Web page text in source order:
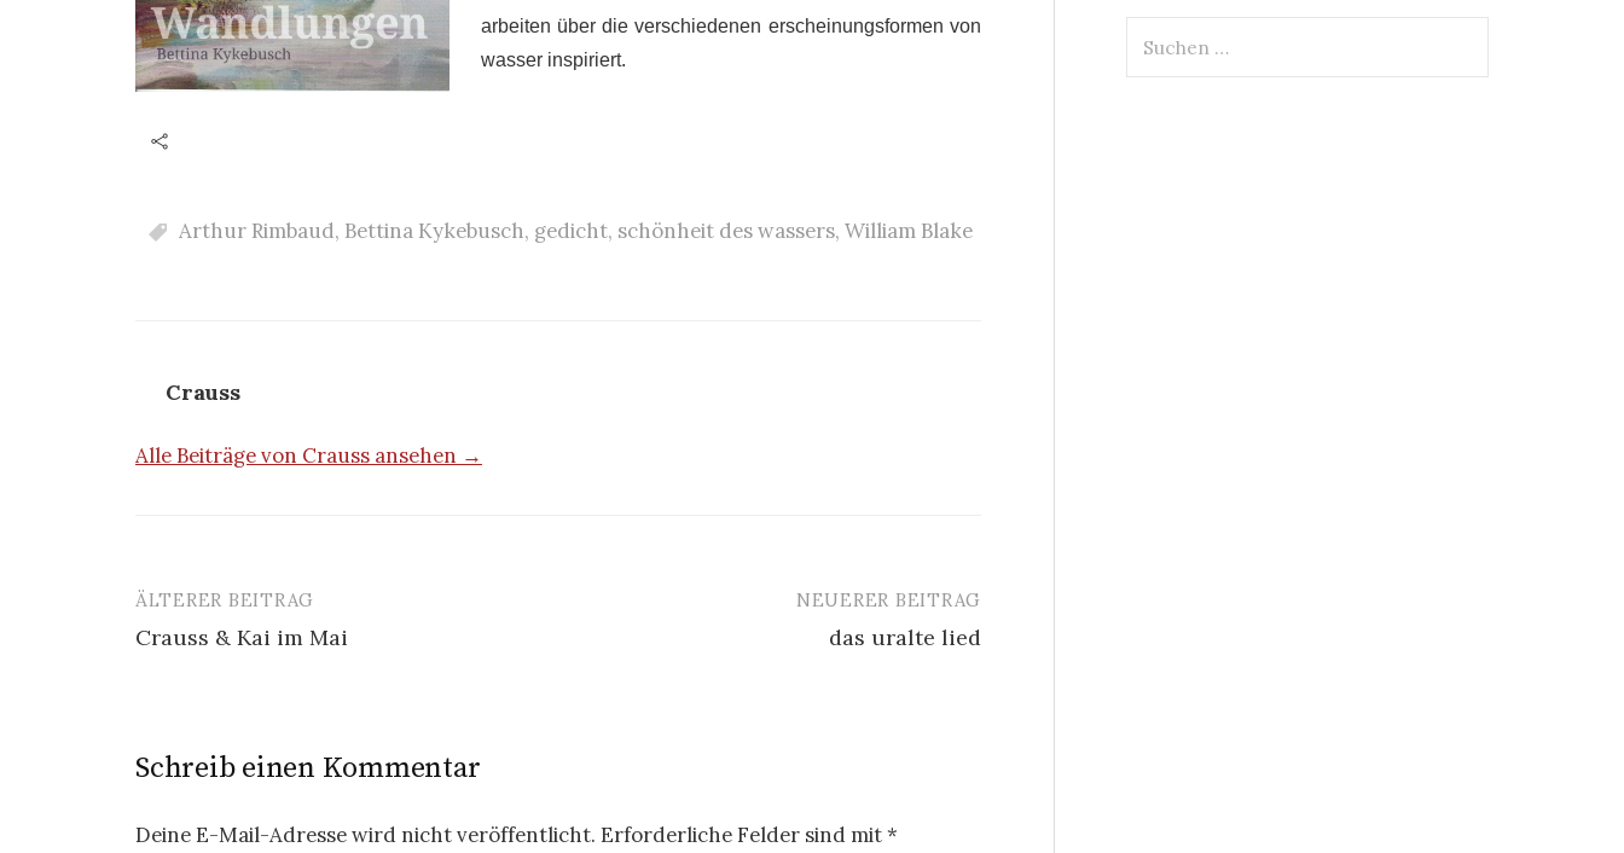
arbeiten über die verschiedenen erscheinungsformen von
wasser inspiriert.
Arthur Rimbaud, Bettina Kykebusch, gedicht, schönheit des wassers, William Blake
Crauss
Alle Beiträge von Crauss ansehen →
Beitrags-
Navigation
ÄLTERER BEITRAG
Crauss & Kai im Mai
NEUERER BEITRAG
das uralte lied
Schreib einen Kommentar
Deine E-Mail-Adresse wird nicht veröffentlicht. Erforderliche Felder sind mit*
nach: